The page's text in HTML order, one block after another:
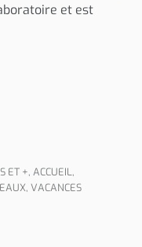
et est
ET +, ACCUEIL,
, VACANCES